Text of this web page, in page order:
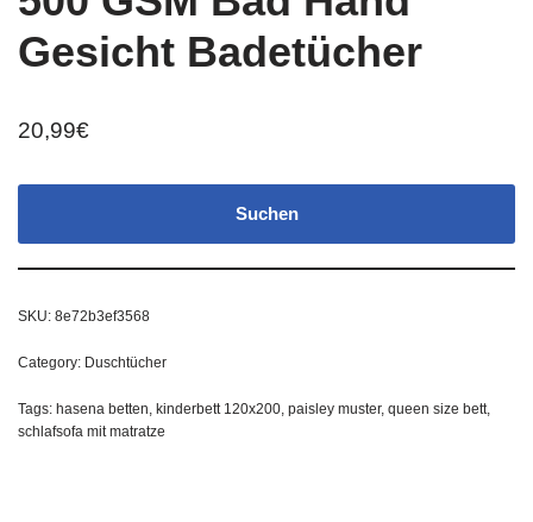
Gesicht Badetücher
20,99€
Suchen
SKU: 8e72b3ef3568
Category: Duschtücher
Tags: hasena betten, kinderbett 120x200, paisley muster, queen size bett,
schlafsofa mit matratze